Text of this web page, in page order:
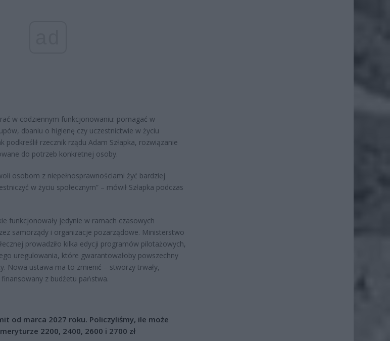
w codziennym funkcjonowaniu: pomagać w
dbaniu o higienę czy uczestnictwie w życiu
podkreślił rzecznik rządu Adam Szłapka, rozwiązanie
do potrzeb konkretnej osoby.
osobom z niepełnosprawnościami żyć bardziej
w życiu społecznym” – mówił Szłapka podczas
funkcjonowały jedynie w ramach czasowych
samorządy i organizacje pozarządowe. Ministerstwo
prowadziło kilka edycji programów pilotażowych,
uregulowania, które gwarantowałoby powszechny
Nowa ustawa ma to zmienić – stworzy trwały,
z budżetu państwa.
od marca 2027 roku. Policzyliśmy, ile może
2200, 2400, 2600 i 2700 zł